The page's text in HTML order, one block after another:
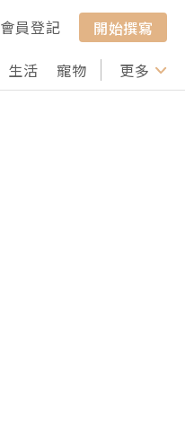
會員登記
開始撰寫
生活 寵物 行山 打卡
更多